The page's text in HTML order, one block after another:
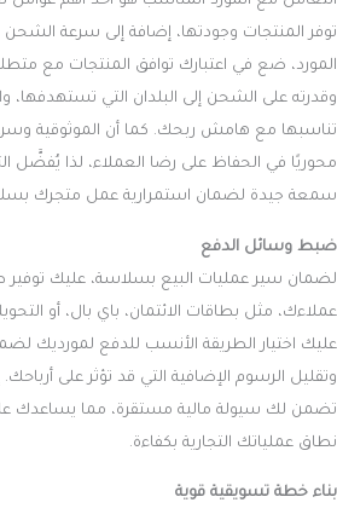
توفر المنتجات وجودتها، إضافة إلى سرعة الشحن
المورد، ضع في اعتبارك توافق المنتجات مع
وقدرته على الشحن إلى البلدان التي تستهدفها،
تناسبها مع هامش ربحك. كما أن الموثوقية
محوريًا في الحفاظ على رضا العملاء، لذا يُفضَّل
سمعة جيدة لضمان استمرارية عمل متجرك
ضبط وسائل الدفع
لضمان سير عمليات البيع بسلاسة، عليك
عملاءك، مثل بطاقات الائتمان، باي بال، أو
عليك اختيار الطريقة الأنسب للدفع لمورديك
وتقليل الرسوم الإضافية التي قد تؤثر على أرباحك.
تضمن لك سيولة مالية مستقرة، مما يساعدك
نطاق عملياتك التجارية بكفاءة.
بناء خطة تسويقية قوية